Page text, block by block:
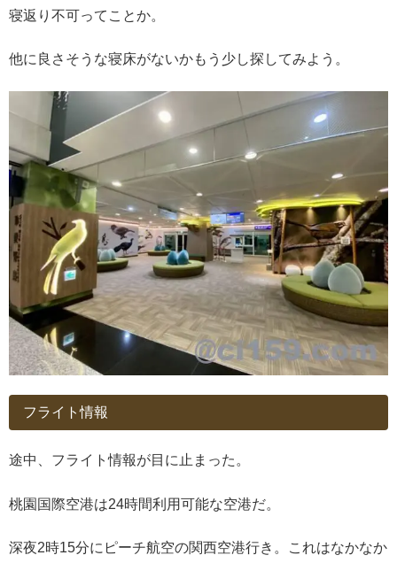
寝返り不可ってことか。
他に良さそうな寝床がないかもう少し探してみよう。
フライト情報
途中、フライト情報が目に止まった。
桃園国際空港は24時間利用可能な空港だ。
深夜2時15分にピーチ航空の関西空港行き。これはなかなか